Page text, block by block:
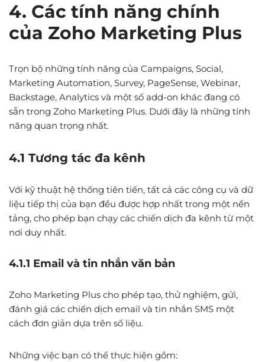
4. Các tính năng chính
của Zoho Marketing Plus
Trọn bộ những tính năng của Campaigns, Social,
Marketing Automation, Survey, PageSense, Webinar,
Backstage, Analytics và một số add-on khác đang có
sẵn trong Zoho Marketing Plus. Dưới đây là những tính
năng quan trọng nhất.
4.1 Tương tác đa kênh
Với kỹ thuật hệ thống tiên tiến, tất cả các công cụ và dữ
liệu tiếp thị của bạn đều được hợp nhất trong một nền
tảng, cho phép bạn chạy các chiến dịch đa kênh từ một
nơi duy nhất.
4.1.1 Email và tin nhắn văn bản
Zoho Marketing Plus cho phép tạo, thử nghiệm, gửi,
đánh giá các chiến dịch email và tin nhắn SMS một
cách đơn giản dựa trên số liệu.
Những việc bạn có thể thực hiện gồm: